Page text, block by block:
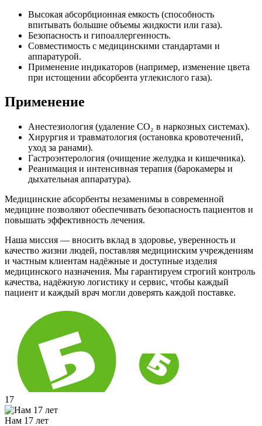
Высокая абсорбционная емкость (способность
впитывать большие объемы жидкости или газа).
Безопасность и гипоаллергенность.
Совместимость с медицинскими стандартами и
аппаратурой.
Применение индикаторов (например, изменение цвета
при истощении абсорбента углекислого газа).
Применение
Анестезиология (удаление CO₂ в наркозных системах).
Хирургия и травматология (остановка кровотечений,
уход за ранами).
Гастроэнтерология (очищение желудка и кишечника).
Реанимация и интенсивная терапия (барокамеры и
дыхательная аппаратура).
Медицинские абсорбенты незаменимы в современной
медицине позволяют обеспечивать безопасность пациентов и
повышать эффективность лечения.
Наша миссия — вносить вклад в здоровье, уверенность и
качество жизни людей, поставляя медицинским учреждениям
и частным клиентам надёжные и доступные изделия
медицинского назначения. Мы гарантируем строгий контроль
качества, надёжную логистику и сервис, чтобы каждый
пациент и каждый врач могли доверять каждой поставке.
17
Нам 17 лет